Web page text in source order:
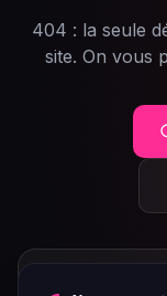
404 : la seule
site. On vous